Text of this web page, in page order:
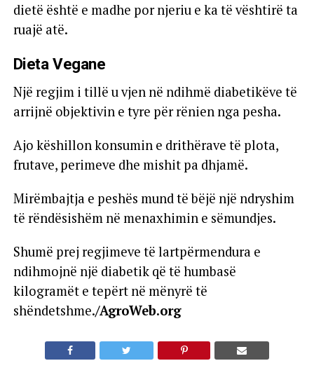
dietë është e madhe por njeriu e ka të vështirë ta
ruajë atë.
Dieta Vegane
Një regjim i tillë u vjen në ndihmë diabetikëve të
arrijnë objektivin e tyre për rënien nga pesha.
Ajo këshillon konsumin e drithërave të plota,
frutave, perimeve dhe mishit pa dhjamë.
Mirëmbajtja e peshës mund të bëjë një ndryshim
të rëndësishëm në menaxhimin e sëmundjes.
Shumë prej regjimeve të lartpërmendura e
ndihmojnë një diabetik që të humbasë
kilogramët e tepërt në mënyrë të
shëndetshme./AgroWeb.org